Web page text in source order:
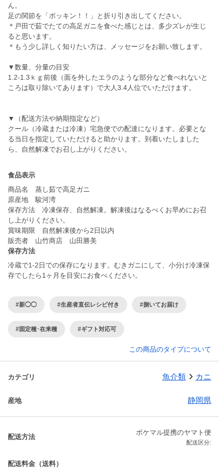
ん。
足の関節を「ポッキン！！」と折り引き出してください。
＊戸田で茹でたての高足ガニを食べた感じとは、多少ズレが生じ
ると思います。
＊もう少し詳しく知りたい方は、メッセージをお願い致します。
▼数量、分量の目安
1.2-1.3ｋｇ前後（面を外したエラのような部分など食べれないと
ころは取り除いてあります）で大人3.4人位でいただけます。
▼（配送方法や納期指定など）
クール（冷蔵または冷凍）宅急便での配達になります。必要とな
る当日を指定していただけると助かります。到着いたしました
ら、自然解凍でお召し上がりください。
食品表示
商品名 蒸し茹で高足ガニ
原産地 駿河湾
保存方法 冷凍保存、自然解凍。解凍後はなるべくお早めにお召
し上がりください。
賞味期限 自然解凍後から2日以内
販売者 山竹商店 山田勝美
保存方法
冷蔵で1-2日での保存になります。むきガニにして、小分け冷凍保
存でしたら1ヶ月を目安にお食べください。
#新◯◯ #生産者直伝レシピ付き #捌いてお届け
#固定種･在来種 #ギフト対応可
この商品のタイプについて
カテゴリ 魚介類 カニ
産地 静岡県
配送方法
ポケマル提携のヤマト便
配送区分:
配送料金（送料）